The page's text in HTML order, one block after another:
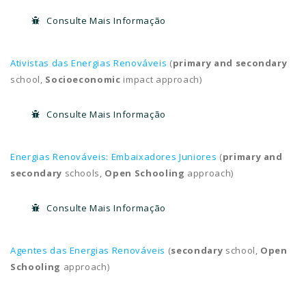
Consulte Mais Informação
Ativistas das Energias Renováveis (primary and secondary
school, Socioeconomic impact approach)
Consulte Mais Informação
Energias Renováveis: Embaixadores Juniores (primary and
secondary schools, Open Schooling approach)
Consulte Mais Informação
Agentes das Energias Renováveis (secondary school, Open
Schooling approach)